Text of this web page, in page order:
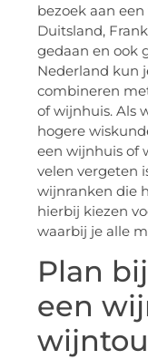
bezoek aan
Duitsland,
gedaan en ook
Nederland kun
combineren
of wijnhuis. Als
hogere
een wijnhuis of
velen vergeten
wijnranken die
hierbij kiezen
waarbij je alle
Plan
een